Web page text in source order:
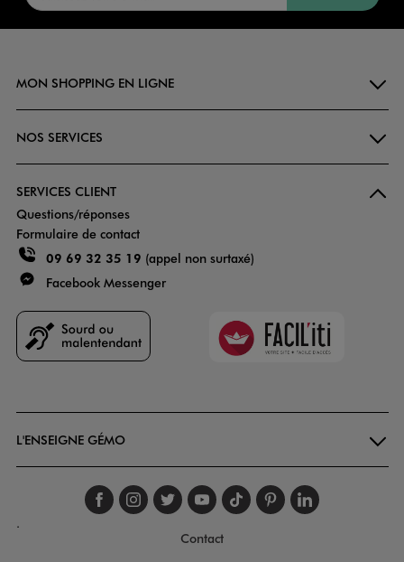
MON SHOPPING EN LIGNE
NOS SERVICES
SERVICES CLIENT
Questions/réponses
Formulaire de contact
09 69 32 35 19 (appel non surtaxé)
Facebook Messenger
Faciliti
L'ENSEIGNE GÉMO
Suivez-nous sur
Suivez-nous sur
Suivez-nous sur
Suivez-nous
Suivez-nous
Suivez-
.
Contact